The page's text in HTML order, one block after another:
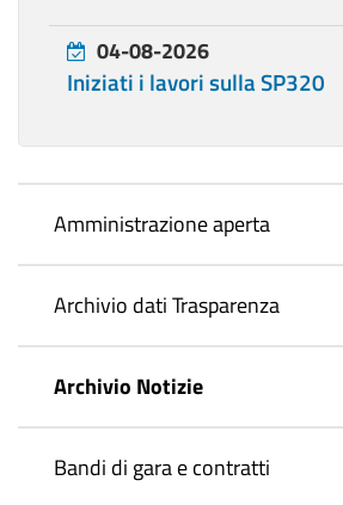
04-08-2026
Iniziati i lavori sulla SP320
Amministrazione aperta
Archivio dati Trasparenza
Archivio Notizie
Bandi di gara e contratti